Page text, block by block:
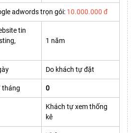
adwords trọn gói: 10.000.000 đ
tin
1 năm
Do khách tự đặt
tháng 0
Khách tự xem thống
kê